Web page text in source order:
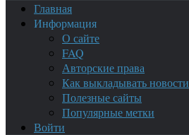
Главная
Информация
О сайте
FAQ
Авторские права
Как выкладывать новости
Полезные сайты
Популярные метки
Войти